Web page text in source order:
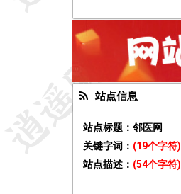
站点信息
站点标题： 邻医网
关键字词： (19个字符)
站点描述： (54个字符)